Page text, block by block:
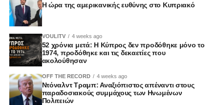
Η ώρα της αμερικανικής ευθύνης στο Κυπριακό
VOULITV 4 weeks ago
52 χρόνια μετά: Η Κύπρος δεν προδόθηκε μόνο το
1974, προδόθηκε και τις δεκαετίες που
ακολούθησαν
OFF THE RECORD 4 weeks ago
Ντόναλντ Τραμπ: Αναξιόπιστος απέναντι στους
παραδοσιακούς συμμάχους των Ηνωμένων
Πολιτειών